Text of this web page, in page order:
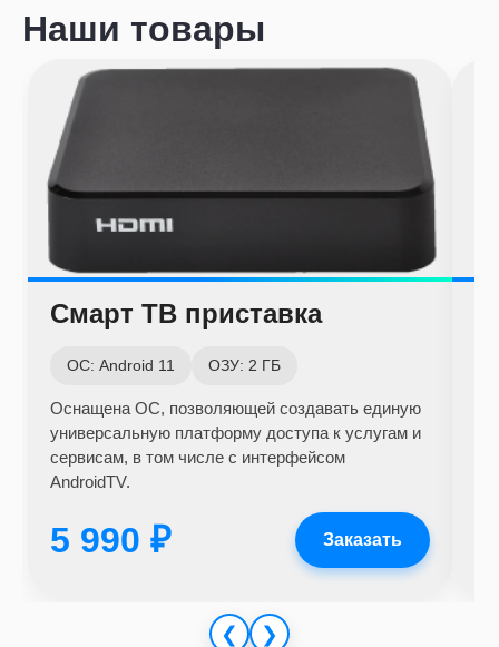
Наши товары
Смарт ТВ приставка
ОС: Android 11 ОЗУ: 2 ГБ
Оснащена ОС, позволяющей создавать единую
универсальную платформу доступа к услугам и
сервисам, в том числе с интерфейсом
AndroidTV.
5 990 ₽ Заказать
❮ ❯